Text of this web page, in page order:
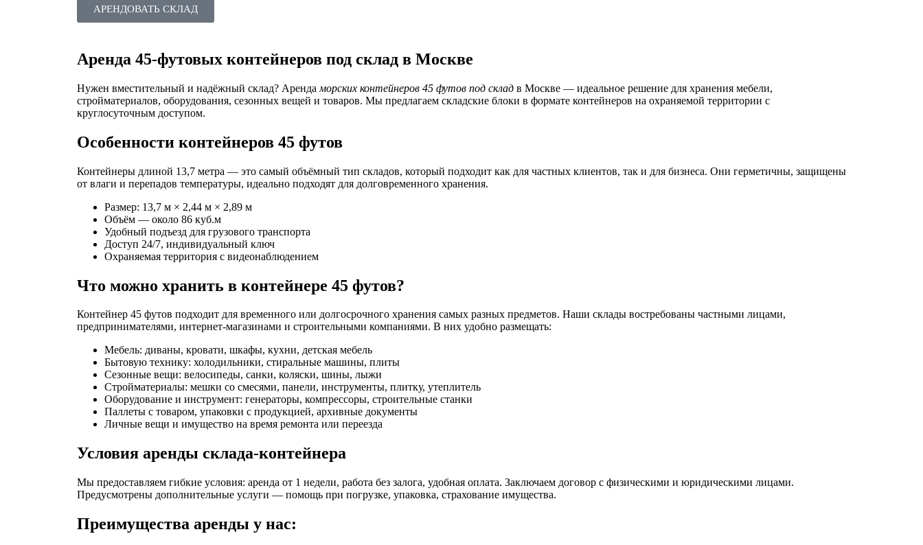
АРЕНДОВАТЬ СКЛАД
Аренда 45-футовых контейнеров под склад в Москве
Нужен вместительный и надёжный склад? Аренда морских контейнеров 45 футов под склад в Москве — идеальное решение для хранения мебели,
стройматериалов, оборудования, сезонных вещей и товаров. Мы предлагаем складские блоки в формате контейнеров на охраняемой территории с
круглосуточным доступом.
Особенности контейнеров 45 футов
Контейнеры длиной 13,7 метра — это самый объёмный тип складов, который подходит как для частных клиентов, так и для бизнеса. Они герметичны, защищены
от влаги и перепадов температуры, идеально подходят для долговременного хранения.
Размер: 13,7 м × 2,44 м × 2,89 м
Объём — около 86 куб.м
Удобный подъезд для грузового транспорта
Доступ 24/7, индивидуальный ключ
Охраняемая территория с видеонаблюдением
Что можно хранить в контейнере 45 футов?
Контейнер 45 футов подходит для временного или долгосрочного хранения самых разных предметов. Наши склады востребованы частными лицами,
предпринимателями, интернет-магазинами и строительными компаниями. В них удобно размещать:
Мебель: диваны, кровати, шкафы, кухни, детская мебель
Бытовую технику: холодильники, стиральные машины, плиты
Сезонные вещи: велосипеды, санки, коляски, шины, лыжи
Стройматериалы: мешки со смесями, панели, инструменты, плитку, утеплитель
Оборудование и инструмент: генераторы, компрессоры, строительные станки
Паллеты с товаром, упаковки с продукцией, архивные документы
Личные вещи и имущество на время ремонта или переезда
Условия аренды склада-контейнера
Мы предоставляем гибкие условия: аренда от 1 недели, работа без залога, удобная оплата. Заключаем договор с физическими и юридическими лицами.
Предусмотрены дополнительные услуги — помощь при погрузке, упаковка, страхование имущества.
Преимущества аренды у нас: